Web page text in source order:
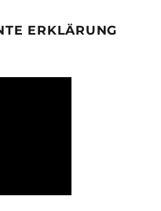
ERKLÄRUNG